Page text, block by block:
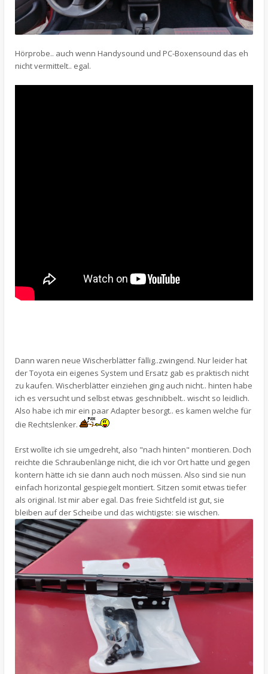
Hörprobe.. auch wenn Handysound und PC-Boxensound das eh
nicht vermittelt.. egal.
Dann waren neue Wischerblätter fällig..zwingend. Nur leider hat
der Toyota ein eigenes System und Ersatz gab es praktisch nicht
zu kaufen. Wischerblätter einziehen ging auch nicht.. hinten habe
ich es versucht und selbst etwas geschnibbelt.. wischt so leidlich.
Also habe ich mir ein paar Adapter besorgt.. es kamen welche für
die Rechtslenker.
Erst wollte ich sie umgedreht, also "nach hinten" montieren. Doch
reichte die Schraubenlänge nicht, die ich vor Ort hatte und gegen
kontern hätte ich sie dann auch noch müssen. Also sind sie nun
einfach horizontal gespiegelt montiert. Sitzen somit etwas tiefer
als original. Ist mir aber egal. Das freie Sichtfeld ist gut, sie
bleiben auf der Scheibe und das wichtigste: sie wischen.